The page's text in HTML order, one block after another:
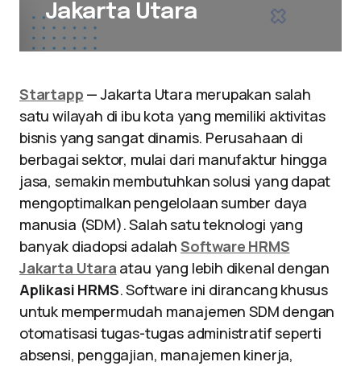
Jakarta Utara
Startapp — Jakarta Utara merupakan salah
satu wilayah di ibu kota yang memiliki aktivitas
bisnis yang sangat dinamis. Perusahaan di
berbagai sektor, mulai dari manufaktur hingga
jasa, semakin membutuhkan solusi yang dapat
mengoptimalkan pengelolaan sumber daya
manusia (SDM). Salah satu teknologi yang
banyak diadopsi adalah Software HRMS
Jakarta Utara atau yang lebih dikenal dengan
Aplikasi HRMS. Software ini dirancang khusus
untuk mempermudah manajemen SDM dengan
otomatisasi tugas-tugas administratif seperti
absensi, penggajian, manajemen kinerja,